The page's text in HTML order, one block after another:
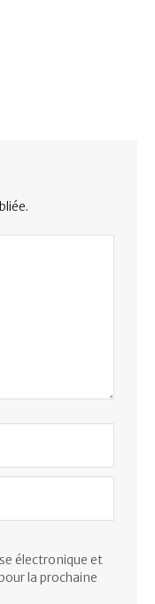
électronique et
la prochaine